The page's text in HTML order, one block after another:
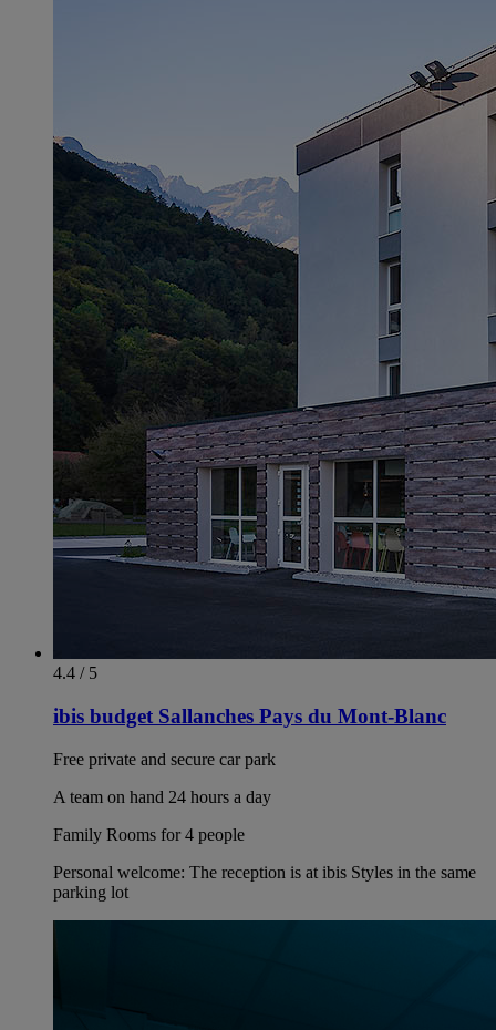
4.4 / 5
ibis budget Sallanches Pays du Mont-Blanc
Free private and secure car park
A team on hand 24 hours a day
Family Rooms for 4 people
Personal welcome: The reception is at ibis Styles in the same
parking lot